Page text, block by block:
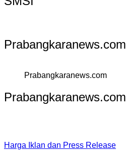
Prabangkaranews.com
Prabangkaranews.com
Prabangkaranews.com
Harga Iklan dan Press Release